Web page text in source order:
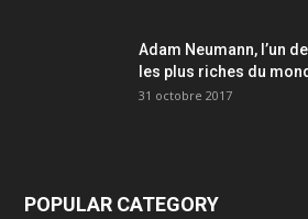
Adam Neumann, l’un
les plus riches du
31 octobre 2017
POPULAR CATEGORY